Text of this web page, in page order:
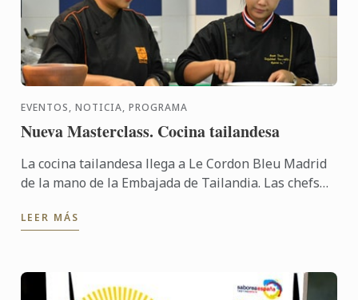
EVENTOS, NOTICIA, PROGRAMA
Nueva Masterclass. Cocina tailandesa
La cocina tailandesa llega a Le Cordon Bleu Madrid
de la mano de la Embajada de Tailandia. Las chefs
impartido una ...
LEER MÁS